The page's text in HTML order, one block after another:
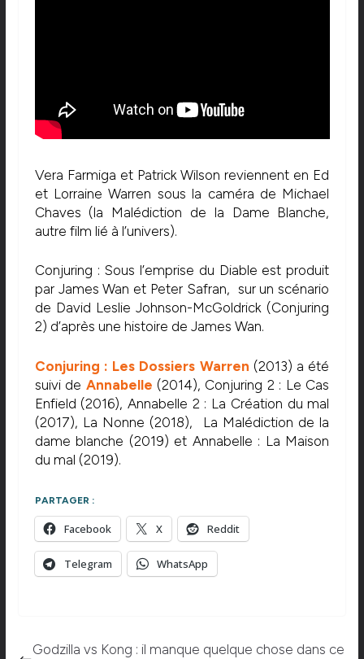
Vera Farmiga et Patrick Wilson reviennent en Ed
et Lorraine Warren sous la caméra de Michael
Chaves (la Malédiction de la Dame Blanche,
autre film lié à l’univers).
Conjuring : Sous l’emprise du Diable est produit
par James Wan et Peter Safran, sur un scénario
de David Leslie Johnson-McGoldrick (Conjuring
2) d’après une histoire de James Wan.
Conjuring : Les Dossiers Warren (2013) a été
suivi de Annabelle (2014), Conjuring 2 : Le Cas
Enfield (2016), Annabelle 2 : La Création du mal
(2017), La Nonne (2018), La Malédiction de la
dame blanche (2019) et Annabelle : La Maison
du mal (2019).
PARTAGER :
Facebook X Reddit
Telegram WhatsApp
Godzilla vs Kong : il manque quelque chose dans ce